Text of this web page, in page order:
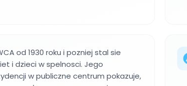
od 1930 roku i pozniej stal sie
i dzieci w spelnosci. Jego
w publiczne centrum pokazuje,